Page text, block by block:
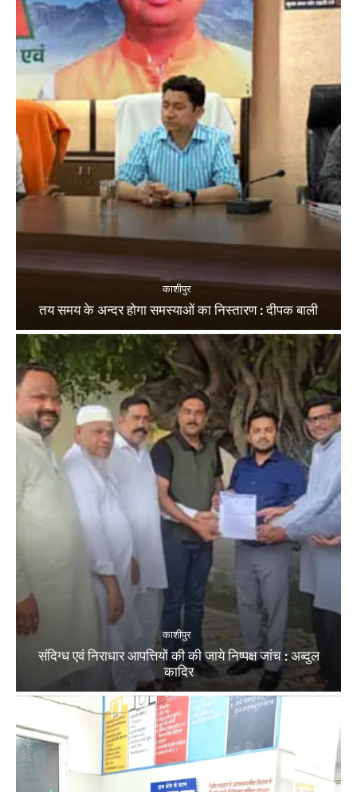
काशीपुर
तय समय के अन्दर होगा समस्याओं का निस्तारण : दीपक बाली
काशीपुर
संदिग्ध एवं निराधार आपत्तियों की की जाये निष्पक्ष जांच : अब्दुल
कादिर